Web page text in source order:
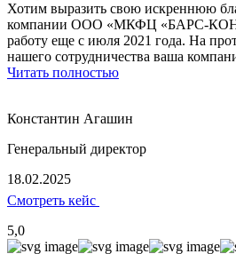
Хотим выразить свою искреннюю
компании ООО «МКФЦ «БАРС-
работу еще с июля 2021 года. На
нашего сотрудничества ваша
Читать полностью
Константин Агашин
Генеральный директор
18.02.2025
Смотреть кейс
5,0